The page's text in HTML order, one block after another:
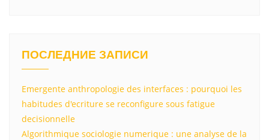
ПОСЛЕДНИЕ ЗАПИСИ
Emergente anthropologie des interfaces : pourquoi les
habitudes d'ecriture se reconfigure sous fatigue
decisionnelle
Algorithmique sociologie numerique : une analyse de la